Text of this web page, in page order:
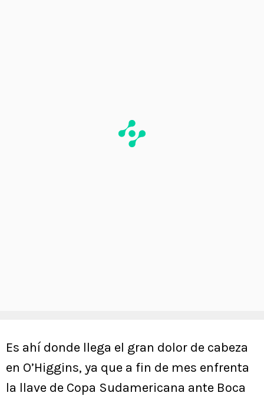
Es ahí donde llega el gran dolor de cabeza
en O’Higgins, ya que a fin de mes enfrenta
la llave de Copa Sudamericana ante Boca